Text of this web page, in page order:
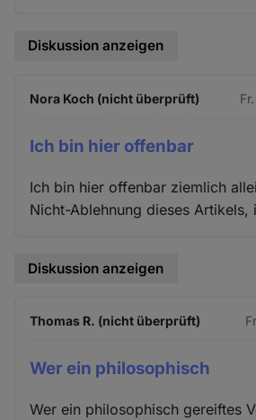
Diskussion anzeigen
Nora Koch (nicht überprüft)
Ich bin hier offenbar
Ich bin hier offenbar ziemlich
Nicht-Ablehnung dieses Artikels,
Diskussion anzeigen
Thomas R. (nicht überprüft)
Wer ein philosophisch
Wer ein philosophisch gereiftes